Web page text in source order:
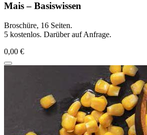
Mais – Basiswissen
Broschüre, 16 Seiten.
5 kostenlos. Darüber auf Anfrage.
0,00 €